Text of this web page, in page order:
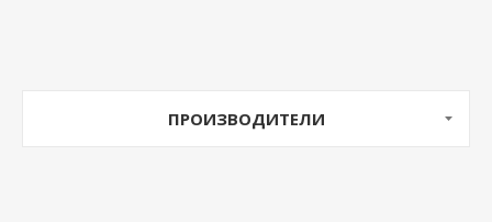
ПРОИЗВОДИТЕЛИ